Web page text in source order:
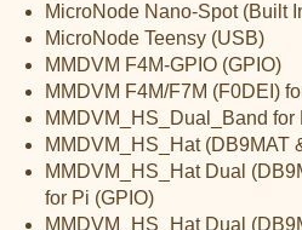
MicroNode Nano-Spot (Built
MicroNode Teensy (USB)
MMDVM F4M-GPIO (GPIO)
MMDVM F4M/F7M (F0DEI)
MMDVM_HS_Dual_Band for
MMDVM_HS_Hat (DB9MAT
MMDVM_HS_Hat Dual
for Pi (GPIO)
MMDVM_HS_Hat Dual